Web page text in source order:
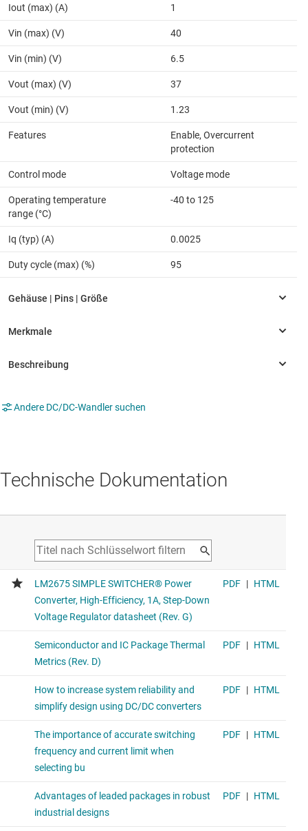
Iout (max) (A) 1
Vin (max) (V) 40
Vin (min) (V) 6.5
Vout (max) (V) 37
Vout (min) (V) 1.23
Features
Enable, Overcurrent
protection
Control mode Voltage mode
Operating temperature
range (°C)
-40 to 125
Iq (typ) (A) 0.0025
Duty cycle (max) (%) 95
Andere DC/DC-Wandler suchen
Technische Dokumentation